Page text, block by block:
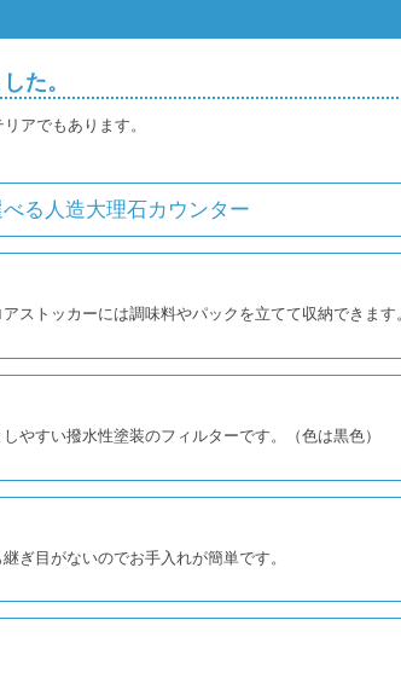
た。
アでもあります。
る人造大理石カウンター
ストッカーには調味料やパックを立てて収納できます
やすい撥水性塗装のフィルターです。（色は黒色）
ぎ目がないのでお手入れが簡単です。